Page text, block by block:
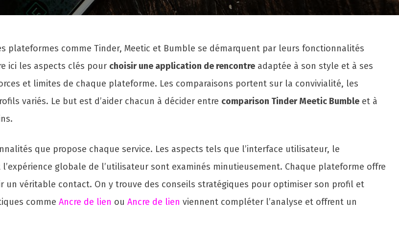
plateformes comme Tinder, Meetic et Bumble se démarquent par leurs fonctionnalités
ici les aspects clés pour choisir une application de rencontre adaptée à son style et à ses
et limites de chaque plateforme. Les comparaisons portent sur la convivialité, les
variés. Le but est d’aider chacun à décider entre comparison Tinder Meetic Bumble et à
que propose chaque service. Les aspects tels que l’interface utilisateur, le
globale de l’utilisateur sont examinés minutieusement. Chaque plateforme offre
véritable contact. On y trouve des conseils stratégiques pour optimiser son profil et
comme Ancre de lien ou Ancre de lien viennent compléter l’analyse et offrent un